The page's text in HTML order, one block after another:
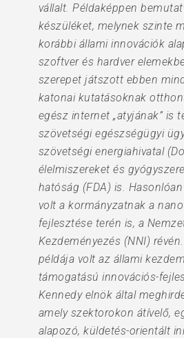
vállalt. Példaképpen
készüléket, melynek szinte
korábbi állami innovációk
szoftver és hardver
szerepet játszott ebben
katonai kutatásoknak
egész internet „atyjának” is
szövetségi egészségügyi
szövetségi energiahivatal
élelmiszereket és
hatóság (FDA) is.
volt a kormányzatnak a
fejlesztése terén is, a
Kezdeményezés (NNI)
példája volt az állami
támogatású innovációs-
Kennedy elnök által
amely szektorokon átívelő,
alapozó, küldetés-orientált